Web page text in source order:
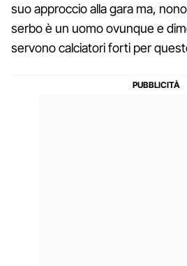
suo approccio alla gara ma,
serbo è un uomo ovunque e
servono calciatori forti per